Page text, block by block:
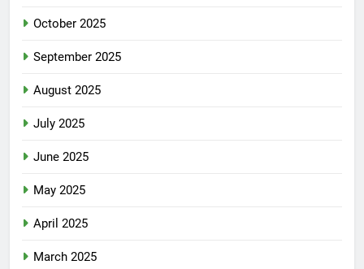
October 2025
September 2025
August 2025
July 2025
June 2025
May 2025
April 2025
March 2025